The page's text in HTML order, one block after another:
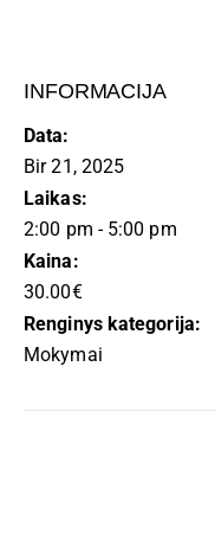
INFORMACIJA
Data:
Bir 21, 2025
Laikas:
2:00 pm - 5:00 pm
Kaina:
30.00€
Renginys kategorija:
Mokymai